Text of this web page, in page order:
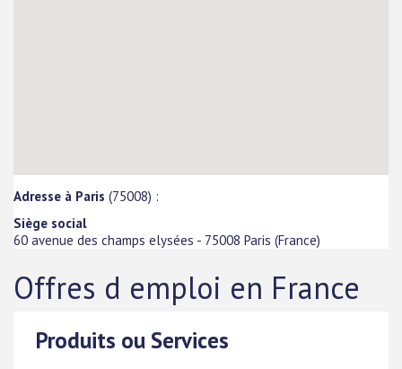
Adresse à Paris (75008) :
Siège social
60 avenue des champs elysées - 75008 Paris (France)
Offres d emploi en France
Produits ou Services